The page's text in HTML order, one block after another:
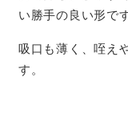
い勝手の良い形です
吸口も薄く、咥え
す。